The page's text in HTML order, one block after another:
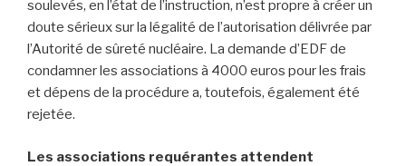
soulevés, en l’état de l’instruction, n’est propre à créer un
doute sérieux sur la légalité de l’autorisation délivrée par
l’Autorité de sûreté nucléaire. La demande d’EDF de
condamner les associations à 4000 euros pour les frais
et dépens de la procédure a, toutefois, également été
rejetée.
Les associations requérantes attendent